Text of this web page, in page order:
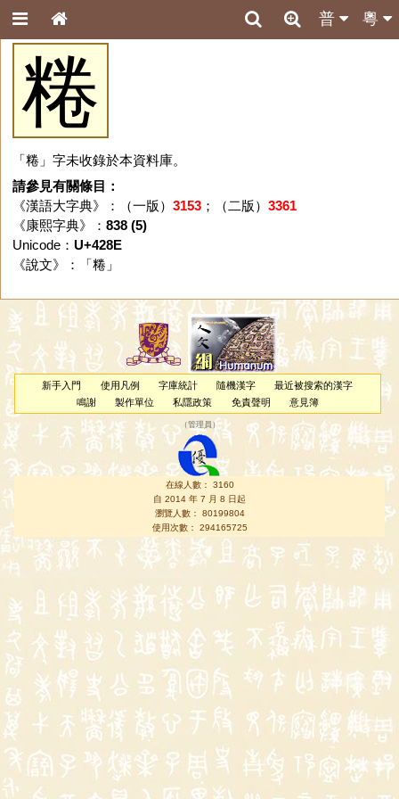
粵
普
䊎
「䊎」字未收錄於本資料庫。
請參見有關條目：
《漢語大字典》：（一版） 3153；（二版） 3361
《康熙字典》： 838 (5)
Unicode： U+428E
《說文》：「 䊎 」
新手入門 使用凡例 字庫統計 隨機漢字
最近被搜索的漢字
鳴謝
製作單位 私隱政策 免責聲明 意見簿
（管理員 ）
在線人數： 3160
自 2014 年 7 月 8 日起
瀏覽人數： 80199804
使用次數： 294165725